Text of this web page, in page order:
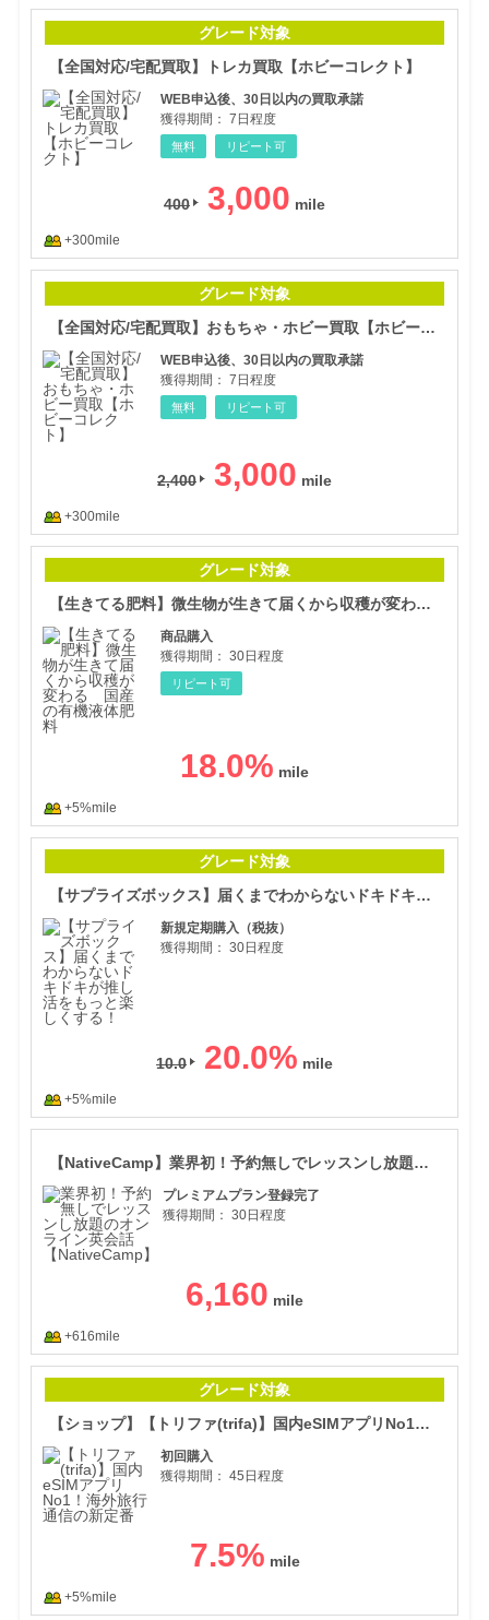
グレード対象
【全国対応/宅配買取】トレカ買取【ホビーコレクト】
WEB申込後、30日以内の買取承諾
獲得期間： 7日程度
無料 リピート可
400 3,000
+300mile
グレード対象
【全国対応/宅配買取】おもちゃ・ホビー買取【ホビーコレクト】
WEB申込後、30日以内の買取承諾
獲得期間： 7日程度
無料 リピート可
2,400 3,000
+300mile
グレード対象
【生きてる肥料】微生物が生きて届くから収穫が変わる 国産の有機液体肥料
商品購入
獲得期間： 30日程度
リピート可
18.0%
+5%mile
グレード対象
【サプライズボックス】届くまでわからないドキドキが推し活をもっと楽しくする！
新規定期購入（税抜）
獲得期間： 30日程度
10.0 20.0%
+5%mile
【NativeCamp】業界初！予約無しでレッスンし放題のオンライン英会話
プレミアムプラン登録完了
獲得期間： 30日程度
6,160
+616mile
グレード対象
【ショップ】【トリファ(trifa)】国内eSIMアプリNo1！海外旅行通信の新定番
初回購入
獲得期間： 45日程度
7.5%
+5%mile